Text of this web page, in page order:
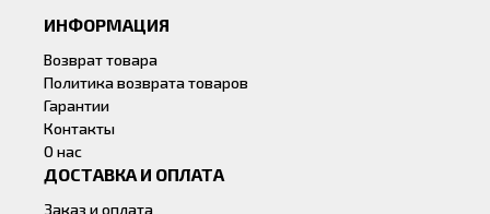
ИНФОРМАЦИЯ
Возврат товара
Политика возврата товаров
Гарантии
Контакты
О нас
ДОСТАВКА И ОПЛАТА
Заказ и оплата